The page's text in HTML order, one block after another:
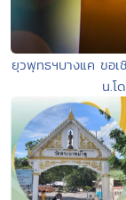
ยุวพุทธฯบางแค ขอ
น.โ